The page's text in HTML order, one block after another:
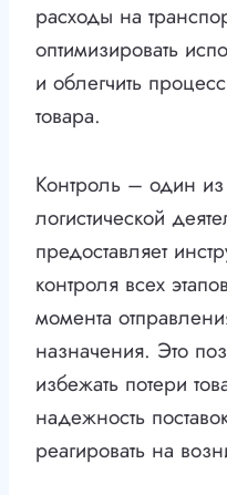
расходы на
оптимизировать
и облегчить
товара.
Контроль – один из
логистической
предоставляет
контроля всех
момента
назначения. Это
избежать потери
надежность
реагировать на